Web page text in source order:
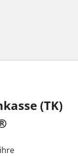
(TK)